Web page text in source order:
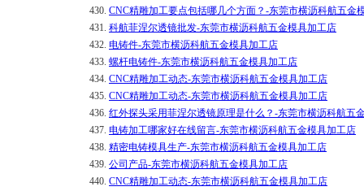
430. CNC精雕加工要点包括哪几个方面？-东莞市横沥科航五金
431. 科航菲涅尔透镜批发-东莞市横沥科航五金模具加工店
432. 电铸件-东莞市横沥科航五金模具加工店
433. 螺杆电铸件-东莞市横沥科航五金模具加工店
434. CNC精雕加工动态-东莞市横沥科航五金模具加工店
435. CNC精雕加工动态-东莞市横沥科航五金模具加工店
436. 红外探头采用菲涅尔透镜原理是什么？-东莞市横沥科航五
437. 电铸加工哪家好在线留言-东莞市横沥科航五金模具加工店
438. 精密电铸模具生产-东莞市横沥科航五金模具加工店
439. 公司产品-东莞市横沥科航五金模具加工店
440. CNC精雕加工动态-东莞市横沥科航五金模具加工店